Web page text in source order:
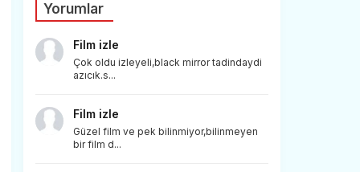
Yorumlar
Film izle
Çok oldu izleyeli,black mirror tadindaydi
azıcık.s...
Film izle
Güzel film ve pek bilinmiyor,bilinmeyen
bir film d...